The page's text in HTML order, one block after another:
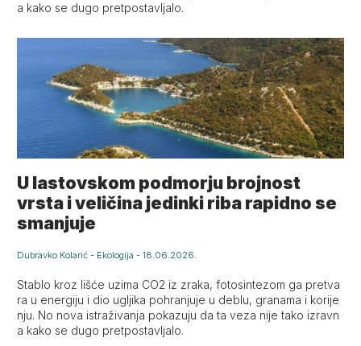
a kako se dugo pretpostavljalo.
U lastovskom podmorju brojnost
vrsta i veličina jedinki riba rapidno se
smanjuje
Dubravko Kolarić - Ekologija -18.06.2026.
Stablo kroz lišće uzima CO2 iz zraka, fotosintezom ga pretva
ra u energiju i dio ugljika pohranjuje u deblu, granama i korije
nju. No nova istraživanja pokazuju da ta veza nije tako izravn
a kako se dugo pretpostavljalo.